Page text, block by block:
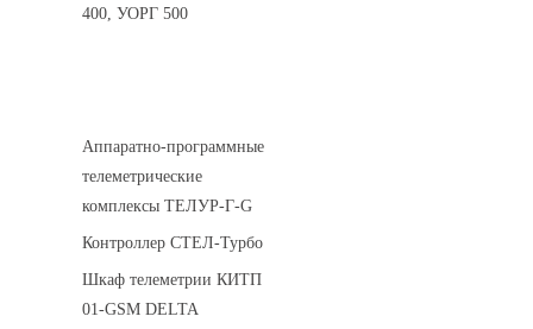
400, УОРГ 500
Аппаратно-программные
телеметрические
комплексы ТЕЛУР-Г-G
Контроллер СТЕЛ-Турбо
Шкаф телеметрии КИТП
01-GSM DELTA